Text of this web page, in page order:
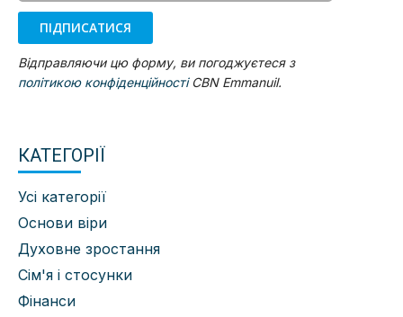
ПІДПИСАТИСЯ
Відправляючи цю форму, ви погоджуєтеся з
політикою конфіденційностіCBN Emmanuil.
КАТЕГОРІЇ
Усі категорії
Основи віри
Духовне зростання
Сім'я і стосунки
Фінанси